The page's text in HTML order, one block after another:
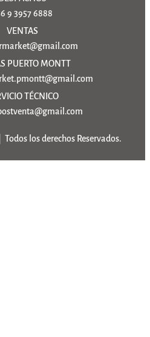
9 3957 6888
VENTAS
PUERTO MONTT
TÉCNICO
los derechos Reservados.